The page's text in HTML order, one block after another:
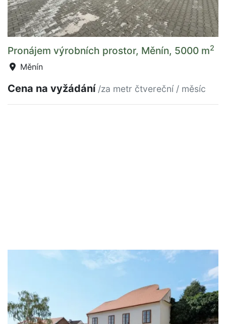
Pronájem výrobních prostor, Měnín, 5000 m2
Měnín
Cena na vyžádání /za metr čtvereční / měsíc